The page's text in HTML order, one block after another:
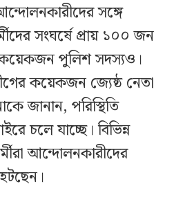
সঙ্গে
সংঘর্ষে প্রায় ১০০ জন
কয়েকজন পুলিশ সদস্যও।
কয়েকজন জ্যেষ্ঠ নেতা
জানান, পরিস্থিতি
চলে যাচ্ছে। বিভিন্ন
আন্দোলনকারীদের